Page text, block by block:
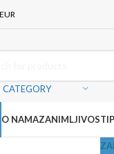
CATEGORY
O NAMAZANIMLJIVOSTI